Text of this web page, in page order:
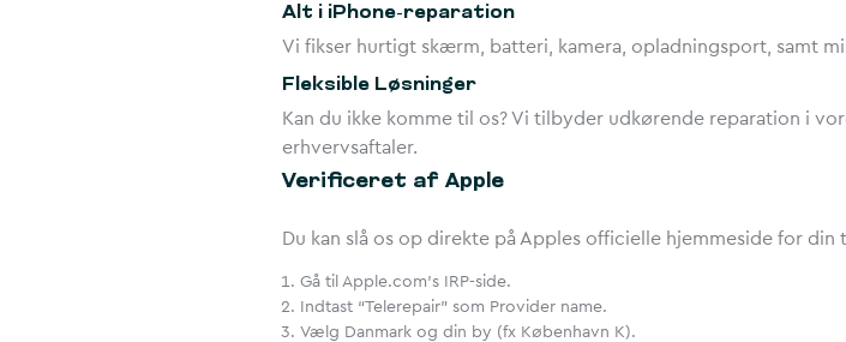
Alt i iPhone-reparation
Vi fikser hurtigt skærm, batteri, kamera, opladningsport, samt
Fleksible Løsninger
Kan du ikke komme til os? Vi tilbyder udkørende reparation i
erhvervsaftaler.
Verificeret af Apple
Du kan slå os op direkte på Apples officielle hjemmeside for din
Gå til Apple.com’s IRP-side.
Indtast “Telerepair” som Provider name.
Vælg Danmark og din by (fx København K).